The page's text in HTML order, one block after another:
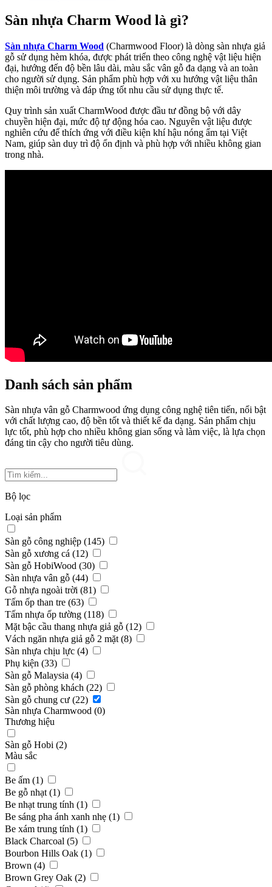
Sàn nhựa Charm Wood là gì?
Sàn nhựa Charm Wood (Charmwood Floor) là dòng sàn nhựa giả
gỗ sử dụng hèm khóa, được phát triển theo công nghệ vật liệu hiện
đại, hướng đến độ bền lâu dài, màu sắc vân gỗ đa dạng và an toàn
cho người sử dụng. Sản phẩm phù hợp với xu hướng vật liệu thân
thiện môi trường và đáp ứng tốt nhu cầu sử dụng thực tế.
Quy trình sản xuất CharmWood được đầu tư đồng bộ với dây
chuyền hiện đại, mức độ tự động hóa cao. Nguyên vật liệu được
nghiên cứu để thích ứng với điều kiện khí hậu nóng ẩm tại Việt
Nam, giúp sàn duy trì độ ổn định và phù hợp với nhiều không gian
trong nhà.
Danh sách sản phẩm
Sàn nhựa vân gỗ Charmwood ứng dụng công nghệ tiên tiến, nổi bật
với chất lượng cao, độ bền tốt và thiết kế đa dạng. Sản phẩm chịu
lực tốt, phù hợp cho nhiều không gian sống và làm việc, là lựa chọn
đáng tin cậy cho người tiêu dùng.
Bộ lọc
Loại sản phẩm
Sàn gỗ công nghiệp (145)
Sàn gỗ xương cá (12)
Sàn gỗ HobiWood (30)
Sàn nhựa vân gỗ (44)
Gỗ nhựa ngoài trời (81)
Tấm ốp than tre (63)
Tấm nhựa ốp tường (118)
Mặt bậc cầu thang nhựa giả gỗ (12)
Vách ngăn nhựa giả gỗ 2 mặt (8)
Sàn nhựa chịu lực (4)
Phụ kiện (33)
Sàn gỗ Malaysia (4)
Sàn gỗ phòng khách (22)
Sàn gỗ chung cư (22)
Sàn nhựa Charmwood (0)
Thương hiệu
Sàn gỗ Hobi (2)
Màu sắc
Be ấm (1)
Be gỗ nhạt (1)
Be nhạt trung tính (1)
Be sáng pha ánh xanh nhẹ (1)
Be xám trung tính (1)
Black Charcoal (5)
Bourbon Hills Oak (1)
Brown (4)
Brown Grey Oak (2)